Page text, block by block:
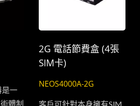
是一
體制
2G 電話節費盒 (4張
SIM卡)
NEOS4000A-2G
客戶可針對本身擁有SIM